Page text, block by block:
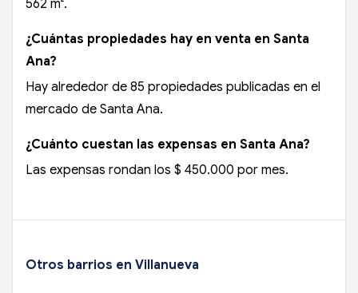
562 m².
¿Cuántas propiedades hay en venta en Santa
Ana?
Hay alrededor de 85 propiedades publicadas en el
mercado de Santa Ana.
¿Cuánto cuestan las expensas en Santa Ana?
Las expensas rondan los $ 450.000 por mes.
Otros barrios en Villanueva